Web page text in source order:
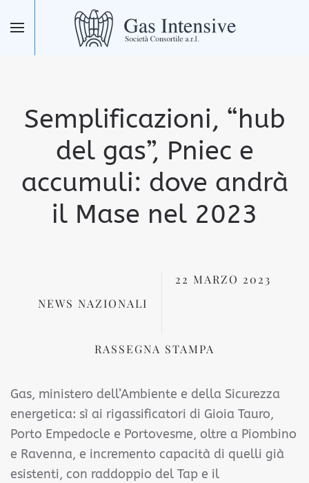
Skip to main content
Semplificazioni, “hub
del gas”, Pniec e
accumuli: dove andrà
il Mase nel 2023
NEWS NAZIONALI
22 MARZO 2023
RASSEGNA STAMPA
Gas, ministero dell’Ambiente e della Sicurezza
energetica: sì ai rigassificatori di Gioia Tauro,
Porto Empedocle e Portovesme, oltre a Piombino
e Ravenna, e incremento capacità di quelli già
esistenti, con raddoppio del Tap e il